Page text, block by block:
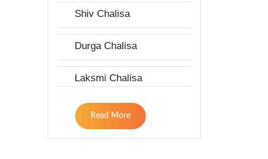
Shiv Chalisa
Durga Chalisa
Laksmi Chalisa
Read More